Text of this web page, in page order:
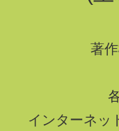
著
インターネッ